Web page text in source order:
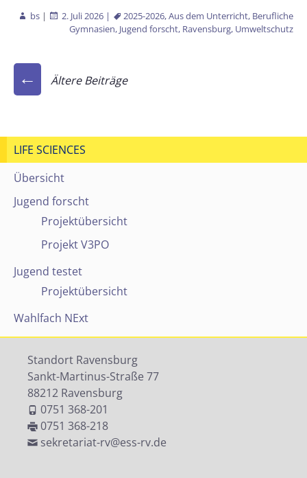
bs | 2. Juli 2026 | 2025-2026,Aus dem Unterricht, Berufliche
Gymnasien, Jugend forscht, Ravensburg, Umweltschutz
Beitragsnavigation
← Ältere Beiträge
LIFE SCIENCES
Übersicht
Jugend forscht
Projektübersicht
Projekt V3PO
Jugend testet
Projektübersicht
Wahlfach NExt
Standort Ravensburg
Sankt-Martinus-Straße 77
88212 Ravensburg
0751 368-201
0751 368-218
sekretariat-rv@ess-rv.de